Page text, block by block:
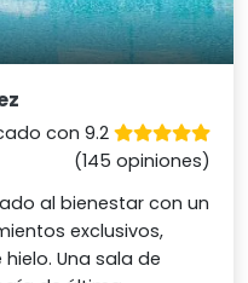
con 9.2
(145 opiniones)
al bienestar con un
exclusivos,
Una sala de